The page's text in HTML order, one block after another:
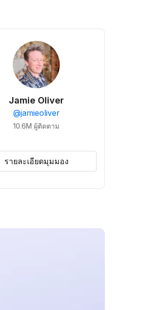
Jamie Oliver
@jamieoliver
10.6M ผู้ติดตาม
รายละเอียดมุมมอง